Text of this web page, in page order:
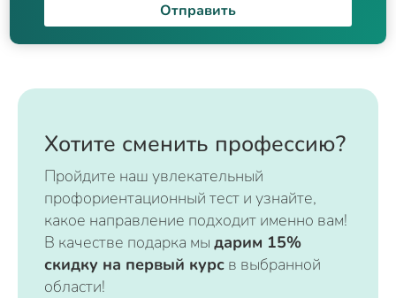
Отправить
Хотите сменить профессию?
Пройдите наш увлекательный
профориентационный тест и узнайте,
какое направление подходит именно вам!
В качестве подарка мы дарим 15%
скидку на первый курс в выбранной
области!